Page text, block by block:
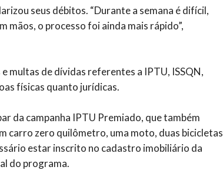
seus débitos. “Durante a semana é difícil,
o processo foi ainda mais rápido”,
multas de dívidas referentes a IPTU, ISSQN,
físicas quanto jurídicas.
da campanha IPTU Premiado, que também
carro zero quilômetro, uma moto, duas bicicletas
estar inscrito no cadastro imobiliário da
do programa.